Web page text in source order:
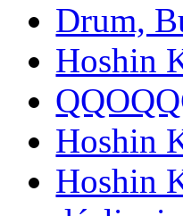
Drum,
Hoshin
Hoshin
Hoshin